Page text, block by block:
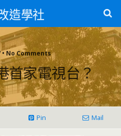
造學社
2015-04-27 • No Comments
首家電視台？
Pin Mail